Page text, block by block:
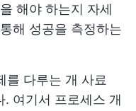
해야 하는지 자세
해 성공을 측정하는
를 다루는 개 사료
여기서 프로세스 개